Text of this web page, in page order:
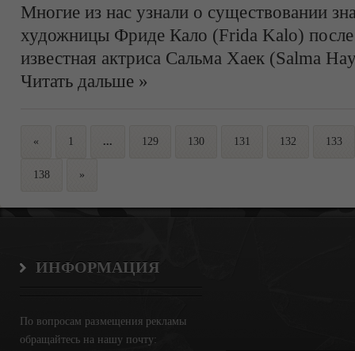
Многие из нас узнали о существовании
художницы Фриде Кало (Frida Kalo) после
известная актриса Сальма Хаек (Salma
Читать дальше »
« 1 ... 129 130 131 132 133
138 »
ИНФОРМАЦИЯ
По вопросам размещения рекламы
обращайтесь на нашу почту: